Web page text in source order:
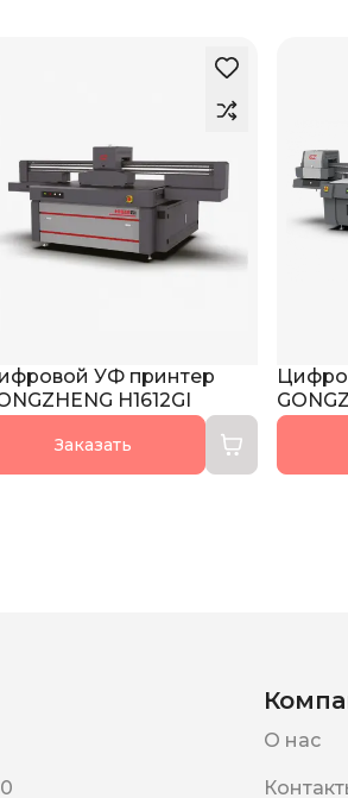
УФ принтер
H1612GI
Заказать
О нас